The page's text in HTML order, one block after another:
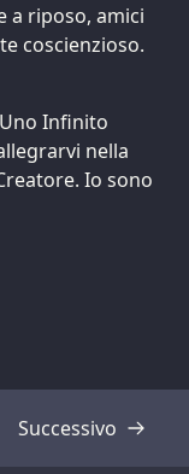
a riposo, amici
coscienzioso.
Infinito
nella
Io sono
Successivo
Trascrizione